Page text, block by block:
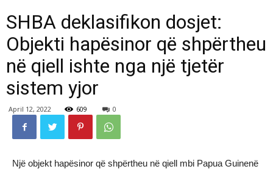
SHBA deklasifikon dosjet:
Objekti hapësinor që shpërtheu
në qiell ishte nga një tjetër
sistem yjor
April 12, 2022 609 0
Një objekt hapësinor që shpërtheu në qiell mbi Papua Guinenë